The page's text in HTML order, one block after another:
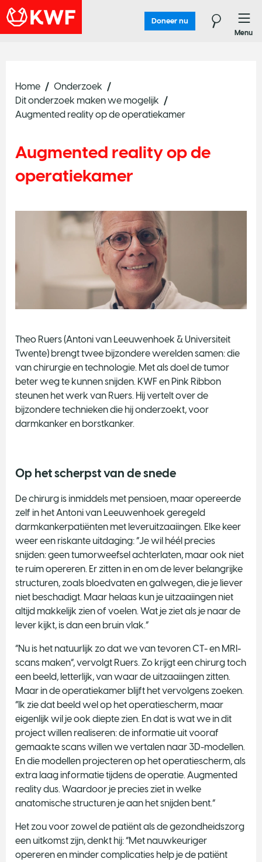
Doneer nu
Menu
Home
Onderzoek
Dit onderzoek maken we mogelijk
Augmented reality op de operatiekamer
Augmented reality op de
operatiekamer
Theo Ruers (Antoni van Leeuwenhoek & Universiteit
Twente) brengt twee bijzondere werelden samen: die
van chirurgie en technologie. Met als doel de tumor
beter weg te kunnen snijden. KWF en Pink Ribbon
steunen het werk van Ruers. Hij vertelt over de
bijzondere technieken die hij onderzoekt, voor
darmkanker en borstkanker.
Op het scherpst van de snede
De chirurg is inmiddels met pensioen, maar opereerde
zelf in het Antoni van Leeuwenhoek geregeld
darmkankerpatiënten met leveruitzaaiingen. Elke keer
weer een riskante uitdaging: “Je wil héél precies
snijden: geen tumorweefsel achterlaten, maar ook niet
te ruim opereren. Er zitten in en om de lever belangrijke
structuren, zoals bloedvaten en galwegen, die je liever
niet beschadigt. Maar helaas kun je uitzaaiingen niet
altijd makkelijk zien of voelen. Wat je ziet als je naar de
lever kijkt, is dan een bruin vlak.”
“Nu is het natuurlijk zo dat we van tevoren CT- en MRI-
scans maken”, vervolgt Ruers. Zo krijgt een chirurg toch
een beeld, letterlijk, van waar de uitzaaiingen zitten.
Maar in de operatiekamer blijft het vervolgens zoeken.
“Ik zie dat beeld wel op het operatiescherm, maar
eigenlijk wil je ook diepte zien. En dat is wat we in dit
project willen realiseren: de informatie uit vooraf
gemaakte scans willen we vertalen naar 3D-modellen.
En die modellen projecteren op het operatiescherm, als
extra laag informatie tijdens de operatie. Augmented
reality dus. Waardoor je precies ziet in welke
anatomische structuren je aan het snijden bent.”
Het zou voor zowel de patiënt als de gezondheidszorg
een uitkomst zijn, denkt hij: “Met nauwkeuriger
opereren en minder complicaties help je de patiënt